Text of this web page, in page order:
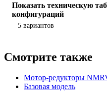
Показать техническую
конфигураций
5 вариантов
Смотрите также
Мотор-редукторы
Базовая модель